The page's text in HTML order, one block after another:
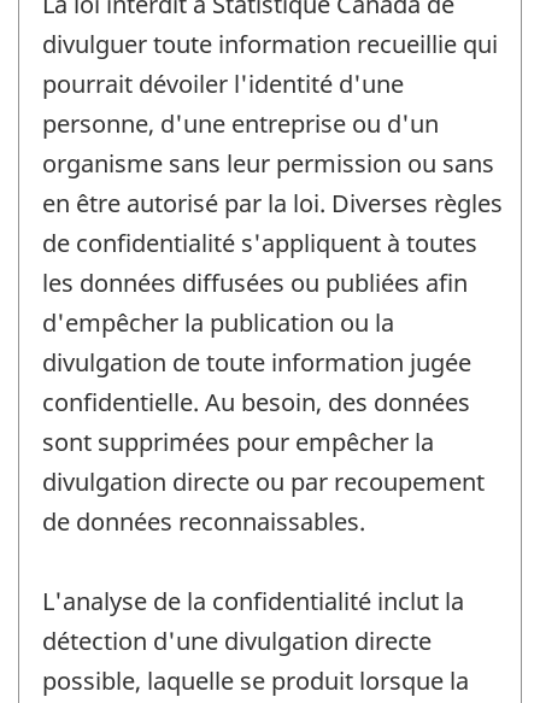
divulguer toute information recueillie qui
pourrait dévoiler l'identité d'une
personne, d'une entreprise ou d'un
organisme sans leur permission ou sans
en être autorisé par la loi. Diverses règles
de confidentialité s'appliquent à toutes
les données diffusées ou publiées afin
d'empêcher la publication ou la
divulgation de toute information jugée
confidentielle. Au besoin, des données
sont supprimées pour empêcher la
divulgation directe ou par recoupement
de données reconnaissables.
L'analyse de la confidentialité inclut la
détection d'une divulgation directe
possible, laquelle se produit lorsque la